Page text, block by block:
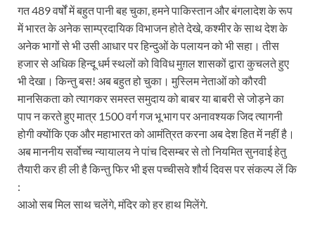
गत 489 वर्षों में बहुत पानी बह चुका, हमने पाकिस्तान और बंगलादेश के रूप
में भारत के अनेक साम्प्रदायिक विभाजन होते देखे, कश्मीर के साथ देश के
अनेक भागों से भी उसी आधार पर हिन्दुओं के पलायन को भी सहा। तीस
हजार से अधिक हिन्दू धर्म स्थलों को विविध मुग़ल शासकों द्वारा कुचलते हुए
भी देखा। किन्तु बस! अब बहुत हो चुका। मुस्लिम नेताओं को कौरवी
मानसिकता को त्यागकर समस्त समुदाय को बाबर या बाबरी से जोड़ने का
पाप न करते हुए मात्र 1500 वर्ग गज भू भाग पर अनावश्यक जिद त्यागनी
होगी क्योंकि एक और महाभारत को आमंत्रित करना अब देश हित में नहीं है।
अब माननीय सर्वोच्च न्यायालय ने पांच दिसम्बर से तो नियमित सुनवाई हेतु
तैयारी कर ही ली है किन्तु फिर भी इस पच्चीसवे शौर्य दिवस पर संकल्प लें कि
:
आओ सब मिल साथ चलेंगे, मंदिर को हर हाथ मिलेंगे.